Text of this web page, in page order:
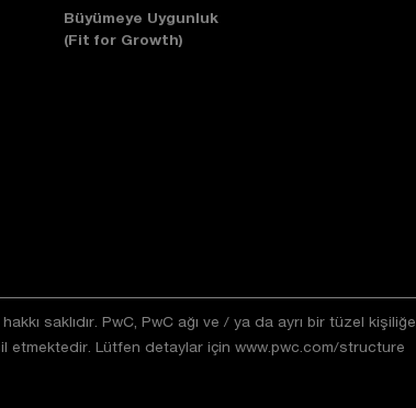
Büyümeye Uygunluk
(Fit for Growth)
saklıdır. PwC, PwC ağı ve / ya da ayrı bir tüzel kişiliğe
etmektedir. Lütfen detaylar için www.pwc.com/structure